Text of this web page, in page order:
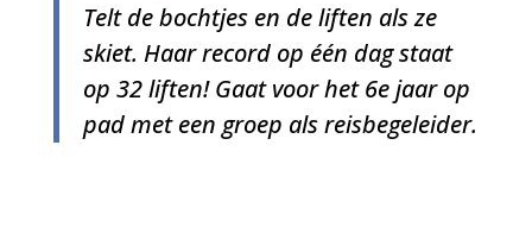
Telt de bochtjes en de liften als ze
skiet. Haar record op één dag staat
op 32 liften! Gaat voor het 6e jaar op
pad met een groep als reisbegeleider.